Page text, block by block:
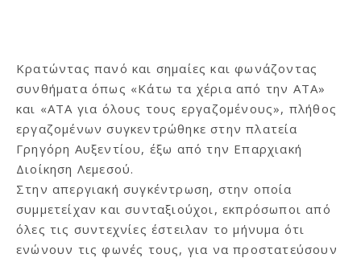
Κρατώντας πανό και σημαίες και φωνάζοντας
συνθήματα όπως «Κάτω τα χέρια από την ΑΤΑ»
και «ΑΤΑ για όλους τους εργαζομένους», πλήθος
εργαζομένων συγκεντρώθηκε στην πλατεία
Γρηγόρη Αυξεντίου, έξω από την Επαρχιακή
Διοίκηση Λεμεσού.
Στην απεργιακή συγκέντρωση, στην οποία
συμμετείχαν και συνταξιούχοι, εκπρόσωποι από
όλες τις συντεχνίες έστειλαν το μήνυμα ότι
ενώνουν τις φωνές τους, για να προστατεύσουν